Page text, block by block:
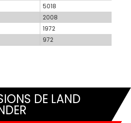
5018
2008
1972
972
DE LAND